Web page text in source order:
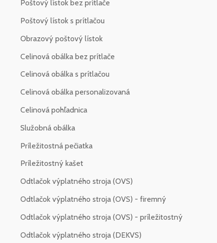
Poštový lístok bez prítlače
Poštový lístok s prítlačou
Obrazový poštový lístok
Celinová obálka bez prítlače
Celinová obálka s prítlačou
Celinová obálka personalizovaná
Celinová pohľadnica
Služobná obálka
Príležitostná pečiatka
Príležitostný kašet
Odtlačok výplatného stroja (OVS)
Odtlačok výplatného stroja (OVS) - firemný
Odtlačok výplatného stroja (OVS) - príležitostný
Odtlačok výplatného stroja (DEKVS)